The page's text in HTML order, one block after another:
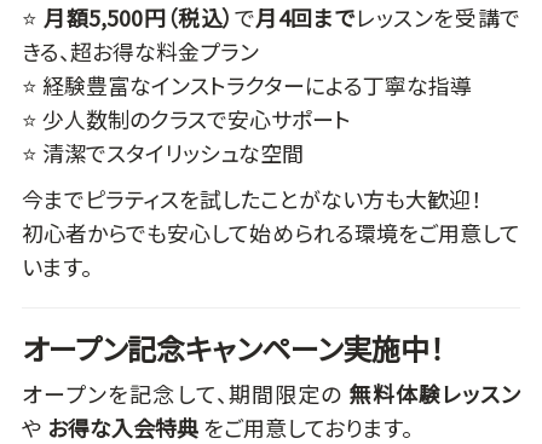
⭐ 月額5,500円（税込）で月4回までレッスンを受講で
きる、超お得な料金プラン
⭐ 経験豊富なインストラクターによる丁寧な指導
⭐ 少人数制のクラスで安心サポート
⭐ 清潔でスタイリッシュな空間
今までピラティスを試したことがない方も大歓迎！
初心者からでも安心して始められる環境をご用意して
います。
オープン記念キャンペーン実施中！
オープンを記念して、期間限定の 無料体験レッスン
や お得な入会特典をご用意しております。